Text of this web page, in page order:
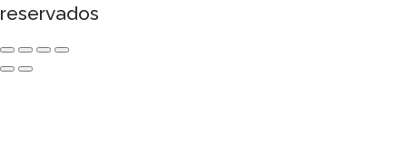
reservados